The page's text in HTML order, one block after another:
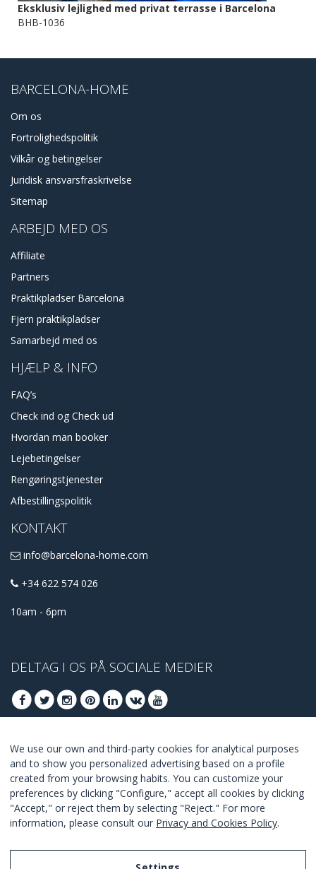
Eksklusiv lejlighed med privat terrasse i Barcelona
BHB-1036
BARCELONA-HOME
Om os
Fortrolighedspolitik
Vilkår og betingelser
Juridisk ansvarsfraskrivelse
Sitemap
ARBEJD MED OS
Affiliate
Partners
Praktikpladser Barcelona
Fjern praktikpladser
Samarbejd med os
HJÆLP & INFO
FAQ’s
Check ind og Check ud
Hvordan man booker
Lejebetingelser
Rengøringstjenester
Afbestillingspolitik
KONTAKT
info@barcelona-home.com
+34 622 574 026
10am - 6pm
DELTAG I OS PÅ SOCIALE MEDIER
DELTAG AT FÅ BEDSTE TILBUD
TILSLUTTE
I Agree with the terms and conditions
We use our own and third-party cookies for analytical purposes
and to show you personalized advertising based on a profile
created from your browsing habits. You can customize your
preferences by clicking "Configure," accept all cookies by clicking
"Accept," or reject them by selecting "Reject." For more
information, please consult our Privacy and Cookies Policy.